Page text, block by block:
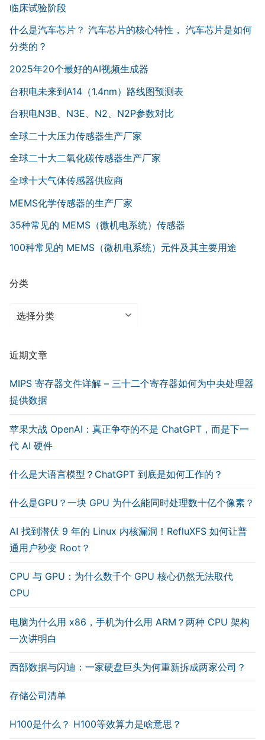
临床试验阶段
什么是汽车芯片？ 汽车芯片的核心特性， 汽车芯片是如何
分类的？
2025年20个最好的AI视频生成器
台积电未来到A14（1.4nm）路线图预测表
台积电N3B、N3E、N2、N2P参数对比
全球二十大压力传感器生产厂家
全球二十大二氧化碳传感器生产厂家
全球十大气体传感器供应商
MEMS化学传感器的生产厂家
35种常见的 MEMS（微机电系统）传感器
100种常见的 MEMS（微机电系统）元件及其主要用途
分类
分
近期文章
MIPS 寄存器文件详解 – 三十二个寄存器如何为中央处理器
提供数据
苹果大战 OpenAI：真正争夺的不是 ChatGPT，而是下一
代 AI 硬件
什么是大语言模型？ChatGPT 到底是如何工作的？
什么是GPU？一块 GPU 为什么能同时处理数十亿个像素？
AI 找到潜伏 9 年的 Linux 内核漏洞！RefluXFS 如何让普
通用户秒变 Root？
CPU 与 GPU：为什么数千个 GPU 核心仍然无法取代
CPU
电脑为什么用 x86，手机为什么用 ARM？两种 CPU 架构
一次讲明白
西部数据与闪迪：一家硬盘巨头为何重新拆成两家公司？
存储公司清单
H100是什么？ H100等效算力是啥意思？